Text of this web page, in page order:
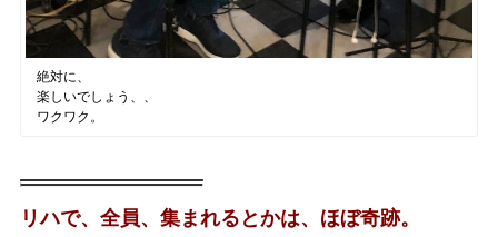
絶対に、
楽しいでしょう、、
ワクワク。
リハで、全員、集まれるとかは、ほぼ奇跡。